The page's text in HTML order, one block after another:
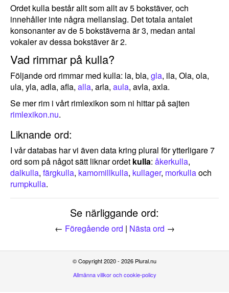
Ordet kulla består allt som allt av 5 bokstäver, och
innehåller inte några mellanslag. Det totala antalet
konsonanter av de 5 bokstäverna är 3, medan antal
vokaler av dessa bokstäver är 2.
Vad rimmar på kulla?
Följande ord rimmar med kulla: la, bla, gla, ila, Ola, ola,
ula, yla, adla, afla, alla, arla, aula, avla, axla.
Se mer rim i vårt rimlexikon som ni hittar på sajten
rimlexikon.nu.
Liknande ord:
I vår databas har vi även data kring plural för ytterligare 7
ord som på något sätt liknar ordet kulla: åkerkulla,
dalkulla, färgkulla, kamomillkulla, kullager, morkullaoch
rumpkulla.
Se närliggande ord:
← Föregående ord | Nästa ord →
© Copyright 2020 - 2026 Plural.nu
Allmänna villkor och cookie-policy